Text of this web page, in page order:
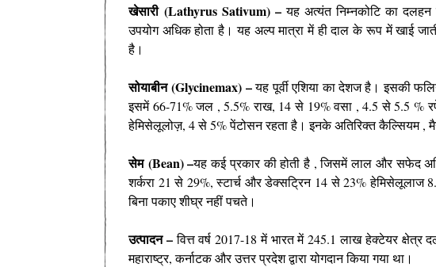
खेसारी (Lathyrus Sativum) – यह अत्यंत निम्नकोटि का
उपयोग अधिक होता है। यह अल्प मात्रा में ही दाल के रूप में खाई
है।
सोयाबीन (Glycinemax) – यह पूर्वी एशिया का देशज है। इसकी
इसमें 66-71% जल , 5.5% राख, 14 से 19% वसा , 4.5 से 5.5 %
हेमिसेलूलोज़, 4 से 5% पेंटोसन रहता है। इनके अतिरिक्त कैल्सियम ,
सेम (Bean) –यह कई प्रकार की होती है , जिसमें लाल और सफेद
शर्करा 21 से 29%, स्टार्च और डेक्सट्रिन 14 से 23% हेमिसेलूलाज
बिना पकाए शीघ्र नहीं पचते।
उत्पादन –वित्त वर्ष 2017-18 में भारत में 245.1 लाख हेक्टेयर
महाराष्ट्र, कर्नाटक और उत्तर प्रदेश द्वारा योगदान किया गया था।